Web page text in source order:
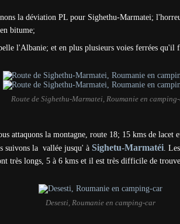
la déviation PL pour Sighethu-Marmatei;
bitume;
l'Albanie; et en plus plusieurs voies ferrées qu'il
Route de Sighethu-Marmatei, Roumanie en
attaquons la montagne, route 18; 15 kms de lacet
suivons la vallée jusqu' à Sighetu-Marmatéi.
très longs, 5 à 6 kms et il est très difficile de
Desesti, Roumanie en camping-car